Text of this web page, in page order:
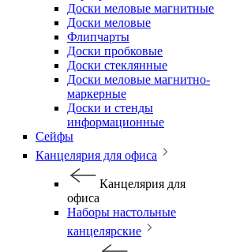
Доски меловые магнитные
Доски меловые
Флипчарты
Доски пробковые
Доски стеклянные
Доски меловые магнитно-
маркерные
Доски и стенды
информационные
Сейфы
Канцелярия для офиса
Канцелярия для
офиса
Наборы настольные
канцелярские